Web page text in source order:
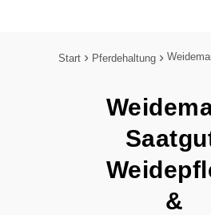
Start Pferdehaltung
&